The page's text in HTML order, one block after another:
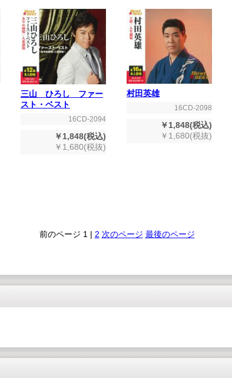
三山 ひろし ファー
スト・ベスト
16CD-2094
￥1,848(税込)
￥1,680(税抜)
村田英雄
16CD-2098
￥1,848(税込)
￥1,680(税抜)
前のページ 1 | 2 次のページ 最後のページ